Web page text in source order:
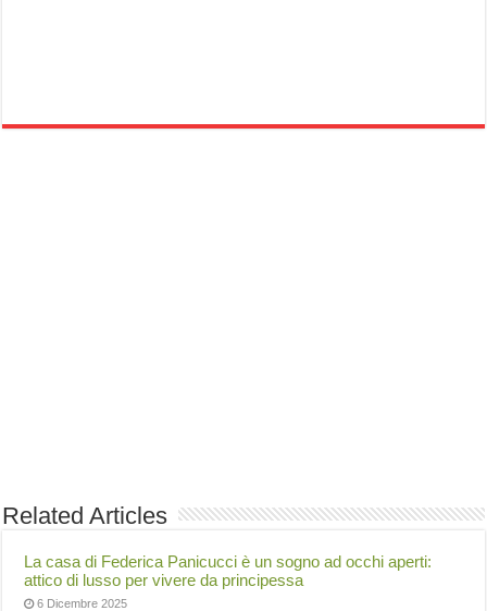
Related Articles
La casa di Federica Panicucci è un sogno ad occhi aperti:
attico di lusso per vivere da principessa
6 Dicembre 2025